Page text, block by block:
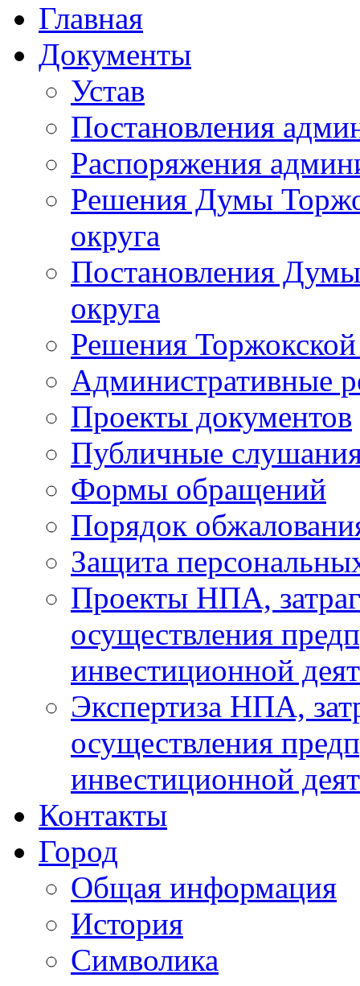
Главная
Документы
Устав
Постановления
Распоряжения
Решения Думы
округа
Постановления
округа
Решения
Административные
Проекты документов
Публичные
Формы обращений
Порядок
Защита
Проекты НПА,
осуществления
инвестиционной
Экспертиза НПА,
осуществления
инвестиционной
Контакты
Город
Общая информация
История
Символика